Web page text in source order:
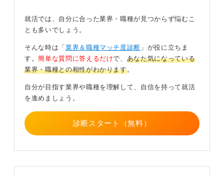
話を聞くことはあくまで手段！ どんな価値を提供で
きるかが重要
しかしながら、話を聞くだけで成り立つ仕事というのは
意外と少ないものです。カウンセラーでも話を聞くこと
自体はあくまでも手段であり、そこからクライアントの
悩みに対して適切な検査・療法を判断して、支援するこ
とで仕事として成り立ちます。
このように話を聞くことを手段として、そこからどのよ
うな価値を提供できるかで仕事として活かせるかが変わ
ります。仕事によっては資格がなくても働くことは可能
たとえば、話を聞くことで相手の困っている点を明確に
就活では、自分に合った業界・職種が見つからず悩むこ
とも多いでしょう。
そんな時は「 業界＆職種マッチ度診断 」が役に立ちま
す。簡単な質問に答えるだけで、 あなた気になっている
業界・職種との相性がわかります。
自分が目指す業界や職種を理解して、自信を持って就活
を進めましょう。
診断スタート（無料）